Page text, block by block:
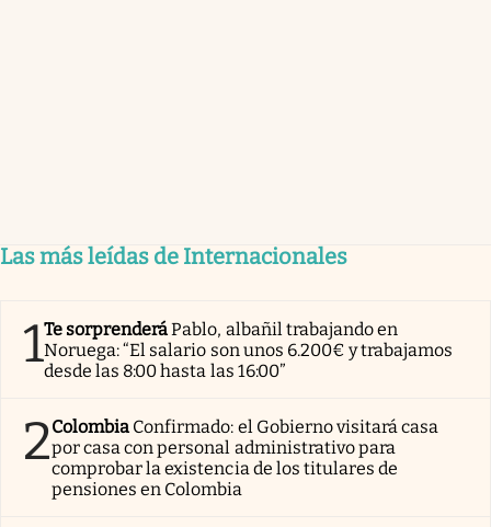
Las más leídas de Internacionales
1Te sorprenderáPablo, albañil trabajando en
Noruega: “El salario son unos 6.200€ y trabajamos
desde las 8:00 hasta las 16:00”
2Colombia Confirmado: el Gobierno visitará casa
por casa con personal administrativo para
comprobar la existencia de los titulares de
pensiones en Colombia